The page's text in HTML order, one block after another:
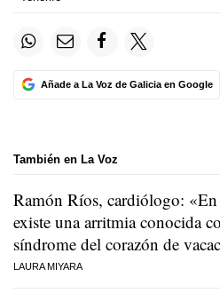
Añade a La Voz de Galicia en Google
También en La Voz
Ramón Ríos, cardiólogo: «En
existe una arritmia conocida
síndrome del corazón de
LAURA MIYARA